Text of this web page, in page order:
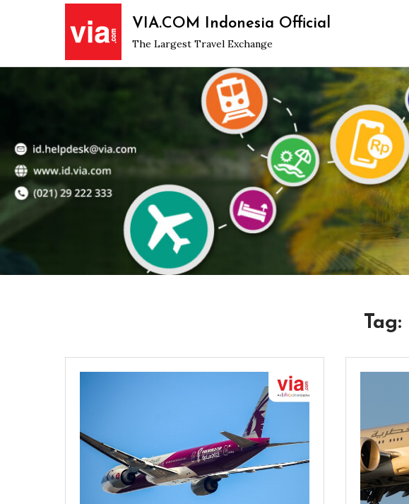
VIA.COM Indonesia Official
The Largest Travel Exchange
Tag: